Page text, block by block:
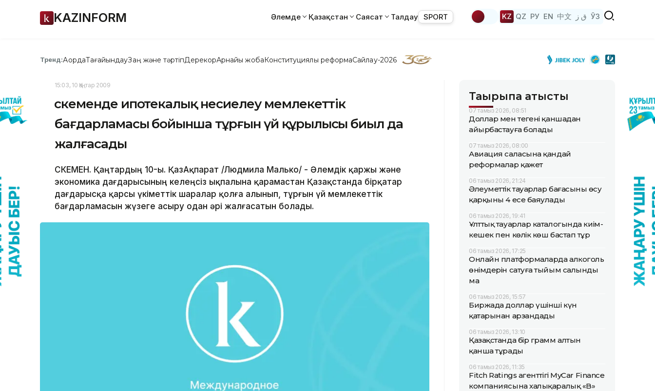
KAZINFORM Әлемде Қазақстан Саясат Талдау SPORT KZ QZ РУ EN 中文 ق ز ЎЗ
Тренд:АқордаТағайындауЗаң және тәртіпДерекқорАрнайы жобаКонституциялық реформаСайлау-2026
15:03, 10 Қаңтар 2009
Өскеменде ипотекалық несиелеу мемлекеттік
бағдарламасы бойынша тұрғын үй құрылысы биыл да
жалғасады
ӨСКЕМЕН. Қаңтардың 10-ы. ҚазАқпарат /Людмила Малько/ - Әлемдік қаржы және
экономика дағдарысының келеңсіз ықпалына қарамастан Қазақстанда бірқатар
дағдарысқа қарсы үкіметтік шаралар қолға алынып, тұрғын үй мемлекеттік
бағдарламасын жүзеге асыру одан әрі жалғасатын болады.
Тақырыпқа қатысты
07 тамыз 2026, 08:51
Доллар мен теңгені қаншадан
айырбастауға болады
07 тамыз 2026, 08:00
Авиация саласына қандай
реформалар қажет
06 тамыз 2026, 21:24
Әлеуметтік тауарлар бағасының өсу
қарқыны 4 есе баяулады
06 тамыз 2026, 19:41
Ұлттық тауарлар каталогында киім-
кешек пен көлік көш бастап тұр
06 тамыз 2026, 17:25
Онлайн платформаларда алкоголь
өнімдерін сатуға тыйым салынды
ма
06 тамыз 2026, 15:57
Биржада доллар үшінші күн
қатарынан арзандады
06 тамыз 2026, 13:10
Қазақстанда бір грамм алтын
қанша тұрады
06 тамыз 2026, 11:35
Fitch Ratings агенттігі MyCar Finance
компаниясына халықаралық «B»